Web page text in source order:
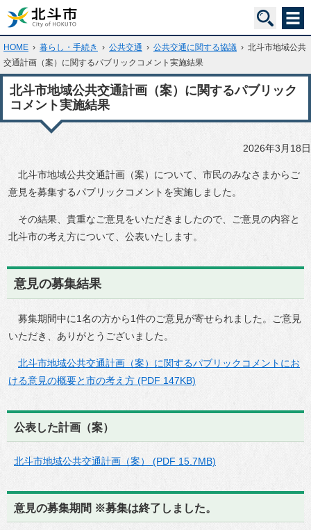
HOME › 暮らし・手続き › 公共交通 › 公共交通に関する協議 › 北斗市地域公共
交通計画（案）に関するパブリックコメント実施結果
北斗市地域公共交通計画（案）に関するパブリック
コメント実施結果
2026年3月18日
北斗市地域公共交通計画（案）について、市民のみなさまからご
意見を募集するパブリックコメントを実施しました。
その結果、貴重なご意見をいただきましたので、ご意見の内容と
北斗市の考え方について、公表いたします。
意見の募集結果
募集期間中に1名の方から1件のご意見が寄せられました。ご意見
いただき、ありがとうございました。
北斗市地域公共交通計画（案）に関するパブリックコメントにお
ける意見の概要と市の考え方 (PDF 147KB)
公表した計画（案）
北斗市地域公共交通計画（案） (PDF 15.7MB)
意見の募集期間 ※募集は終了しました。